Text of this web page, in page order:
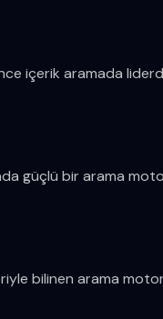
içerik aramada
güçlü bir arama
bilinen arama